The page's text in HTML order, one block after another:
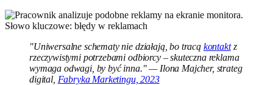
"Uniwersalne schematy nie działają, bo tracą kontaktz
rzeczywistymi potrzebami odbiorcy – skuteczna reklama
wymaga odwagi, by być inna." — Ilona Majcher, strateg
digital, Fabryka Marketingu, 2023